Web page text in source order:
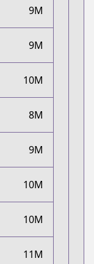
9M
9M
10M
8M
9M
10M
10M
11M